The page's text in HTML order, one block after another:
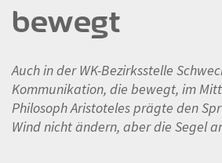
bewegt
Auch in der WK-Bezirksstelle
Kommunikation, die bewegt, im
Philosoph Aristoteles prägte den
Wind nicht ändern, aber die Segel